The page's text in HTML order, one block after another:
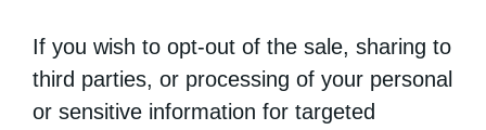
If you wish to opt-out of the sale, sharing to
third parties, or processing of your personal
or sensitive information for targeted